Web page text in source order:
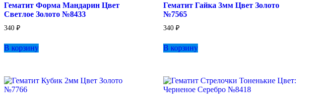
Гематит Форма Мандарин Цвет
Светлое Золото №8433
340 ₽
В корзину
Гематит Гайка 3мм Цвет Золото
№7565
340₽
В корзину